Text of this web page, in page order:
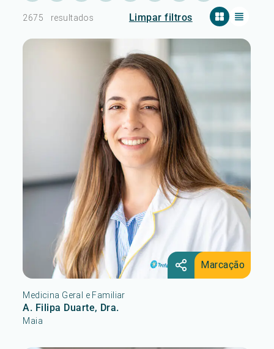
2675 resultados Limpar filtros
Marcação
Medicina Geral e Familiar
A. Filipa Duarte, Dra.
Maia